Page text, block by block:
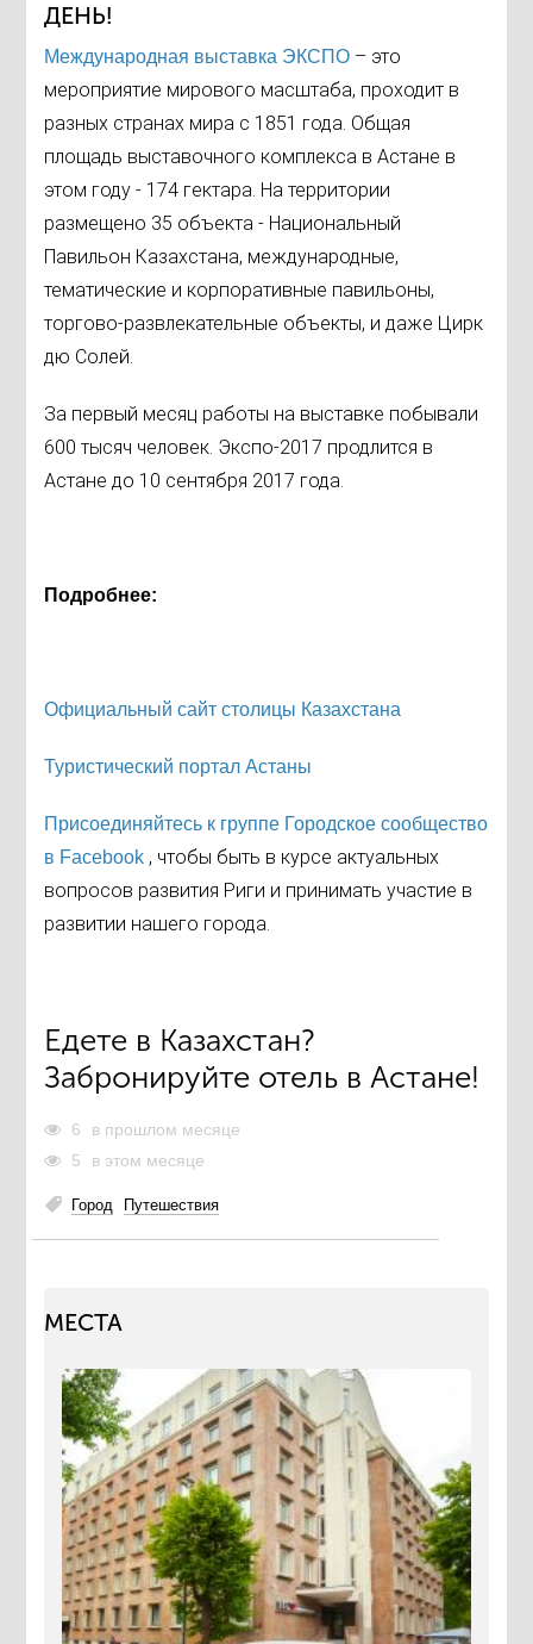
ДЕНЬ!
Международная выставка ЭКСПО – это
мероприятие мирового масштаба, проходит в
разных странах мира с 1851 года. Общая
площадь выставочного комплекса в Астане в
этом году- 174 гектара. На территории
размещено 35 объекта - Национальный
Павильон Казахстана, международные,
тематические и корпоративные павильоны,
торгово-развлекательные объекты, и даже Цирк
дю Солей.
За первый месяц работы на выставке побывали
600 тысяч человек. Экспо-2017 продлится в
Астане до 10 сентября 2017 года.
Подробнее:
Официальный сайт столицы Казахстана
Туристический портал Астаны
Присоединяйтесь к группе Городское сообщество
в Facebook , чтобы быть в курсе актуальных
вопросов развития Риги и принимать участие в
развитии нашего города.
Едете в Казахстан?
Забронируйте отель в Астане!
6
в прошлом месяце
5
в этом месяце
Город Путешествия
МЕСТА